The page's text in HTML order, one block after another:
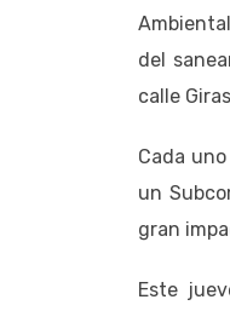
del
calle
Cada
un
gran
Este